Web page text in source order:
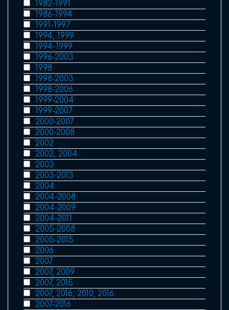
1982-1991
1986-1994
1991-1997
1994, 1999
1994-1999
1996-2003
1998
1998-2003
1998-2006
1999-2004
1999-2007
2000-2007
2000-2008
2002
2002, 2004
2003
2003-2013
2004
2004-2008
2004-2009
2004-2011
2005-2008
2005-2015
2006
2007
2007, 2009
2007, 2015
2007, 2016, 2010, 2016
2007-2016